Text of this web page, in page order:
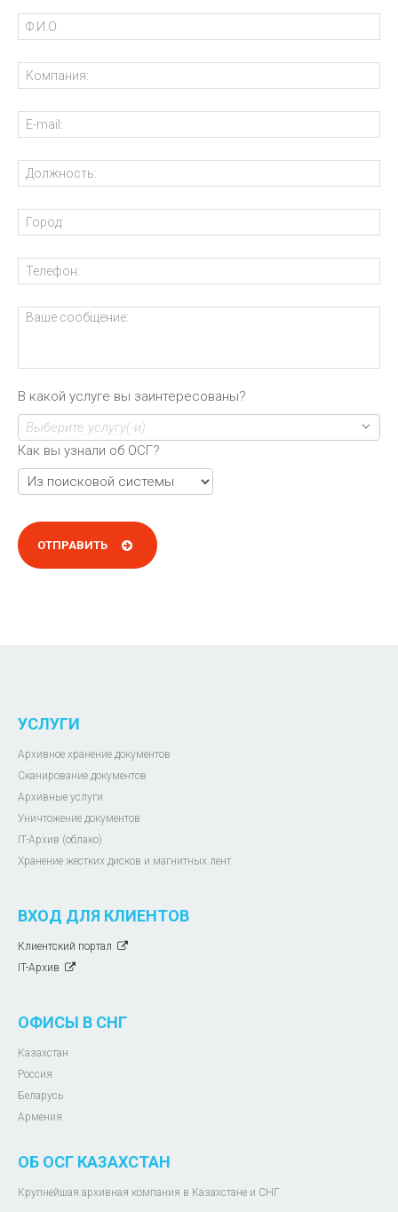
В какой услуге вы заинтересованы?
Выберите услугу(-и)
Как вы узнали об ОСГ?
УСЛУГИ
Архивное хранение документов
Сканирование документов
Архивные услуги
Уничтожение документов
IT-Архив (облако)
Хранение жестких дисков и магнитных лент
ВХОД ДЛЯ КЛИЕНТОВ
Клиентский портал
IT-Архив
ОФИСЫ В СНГ
Казахстан
Россия
Беларусь
Армения
ОБ ОСГ КАЗАХСТАН
Крупнейшая архивная компания в Казахстане и СНГ